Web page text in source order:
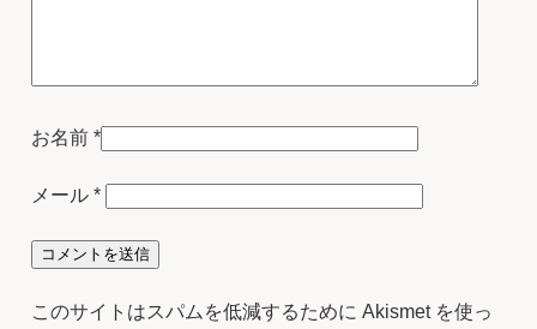
お名前 *
メール*
このサイトはスパムを低減するために Akismet を使っ